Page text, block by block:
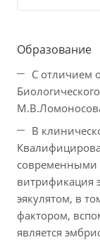
Образование
С отличием
В
витрификация
эякулятом, в
фактором,
является